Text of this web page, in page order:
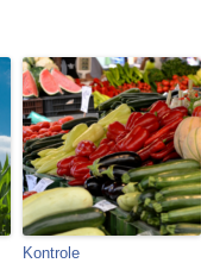
Kontrole